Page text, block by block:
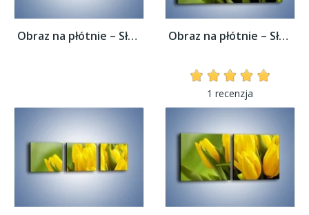
Obraz na płótnie – Słońce schowane w... Obraz na płótnie – Słońce schowane w...
1 recenzja